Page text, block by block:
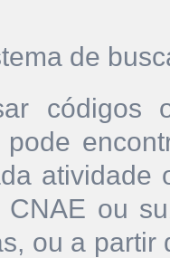
de
códigos
pode
atividade
CNAE ou
ou a partir